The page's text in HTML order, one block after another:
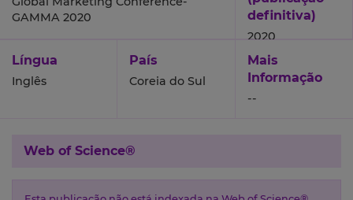
GAMMA 2020
definitiva)
2020
Língua
Inglês
País
Coreia do Sul
Mais
Informação
--
Web of Science®